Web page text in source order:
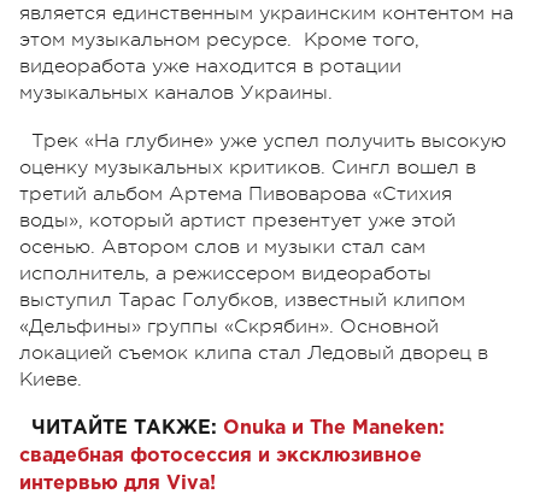
является единственным украинским контентом на
этом музыкальном ресурсе. Кроме того,
видеоработа уже находится в ротации
музыкальных каналов Украины.
Трек «На глубине» уже успел получить высокую
оценку музыкальных критиков. Сингл вошел в
третий альбом Артема Пивоварова «Стихия
воды», который артист презентует уже этой
осенью. Автором слов и музыки стал сам
исполнитель, а режиссером видеоработы
выступил Тарас Голубков, известный клипом
«Дельфины» группы «Скрябин». Основной
локацией съемок клипа стал Ледовый дворец в
Киеве.
ЧИТАЙТЕ ТАКЖЕ: Onuka и The Maneken:
свадебная фотосессия и эксклюзивное
интервью для Viva!